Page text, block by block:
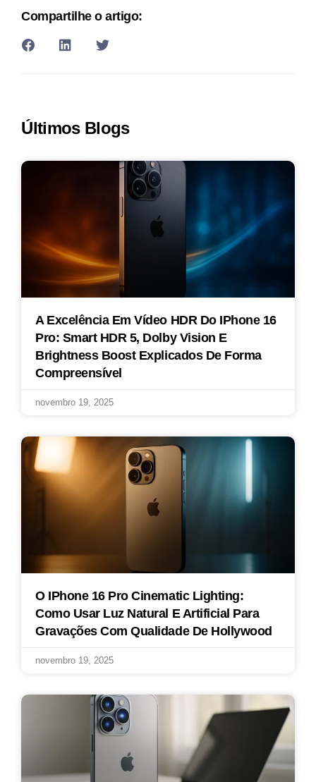
Compartilhe o artigo:
Últimos Blogs
A Excelência Em Vídeo HDR Do IPhone 16
Pro: Smart HDR 5, Dolby Vision E
Brightness Boost Explicados De Forma
Compreensível
novembro 19, 2025
O IPhone 16 Pro Cinematic Lighting:
Como Usar Luz Natural E Artificial Para
Gravações Com Qualidade De Hollywood
novembro 19, 2025